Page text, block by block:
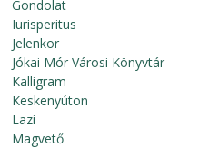
Gondolat
Iurisperitus
Jelenkor
Jókai Mór Városi Könyvtár
Kalligram
Keskenyúton
Lazi
Magvető